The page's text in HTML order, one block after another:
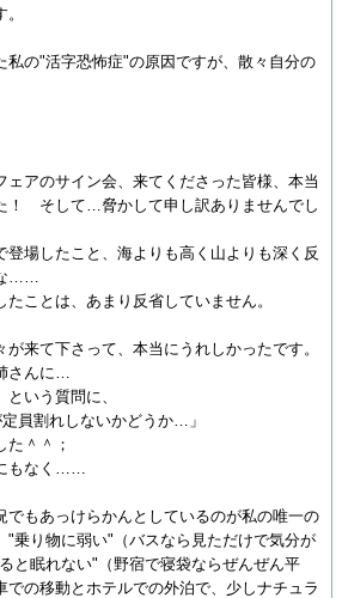
の"活字恐怖症"の原因ですが、散々自分の
アのサイン会、来てくださった皆様、本当
！ そして…脅かして申し訳ありませんでし
登場したこと、海よりも高く山よりも深く反
な……
ことは、あまり反省していません。
来て下さって、本当にうれしかったです。
さんに…
という質問に、
員割れしないかどうか…」
た＾＾；
もなく……
もあっけらかんとしているのが私の唯一の
"乗り物に弱い"（バスなら見ただけで気分が
と眠れない"（野宿で寝袋ならぜんぜん平
での移動とホテルでの外泊で、少しナチュラ